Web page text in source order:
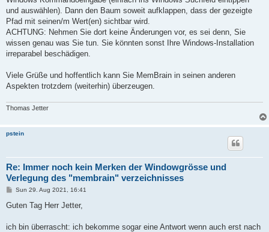
und auswählen). Dann den Baum soweit aufklappen, dass der gezeigte
Pfad mit seinen/m Wert(en) sichtbar wird.
ACHTUNG: Nehmen Sie dort keine Änderungen vor, es sei denn, Sie
wissen genau was Sie tun. Sie könnten sonst Ihre Windows-Installation
irreparabel beschädigen.
Viele Grüße und hoffentlich kann Sie MemBrain in seinen anderen
Aspekten trotzdem (weiterhin) überzeugen.
Thomas Jetter
pstein
Re: Immer noch kein Merken der Windowgrösse und
Verlegung des "membrain" verzeichnisses
P
s
Sun 29. Aug 2021, 16:41
Guten Tag Herr Jetter,
ich bin überrascht: ich bekomme sogar eine Antwort wenn auch erst nach